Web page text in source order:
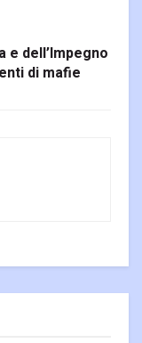
e dell’Impegno
di mafie